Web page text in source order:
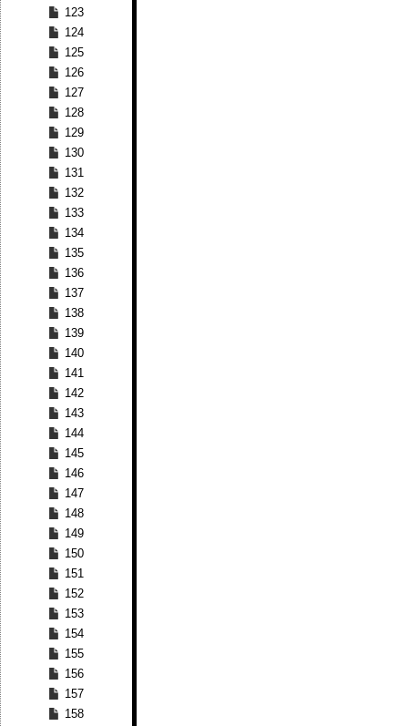
123
124
125
126
127
128
129
130
131
132
133
134
135
136
137
138
139
140
141
142
143
144
145
146
147
148
149
150
151
152
153
154
155
156
157
158